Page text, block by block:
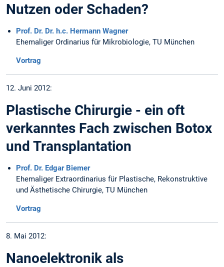
Nutzen oder Schaden?
Prof. Dr. Dr. h.c. Hermann Wagner
Ehemaliger Ordinarius für Mikrobiologie, TU München
Vortrag
12. Juni 2012:
Plastische Chirurgie - ein oft
verkanntes Fach zwischen Botox
und Transplantation
Prof. Dr. Edgar Biemer
Ehemaliger Extraordinarius für Plastische, Rekonstruktive
und Ästhetische Chirurgie, TU München
Vortrag
8. Mai 2012:
Nanoelektronik als